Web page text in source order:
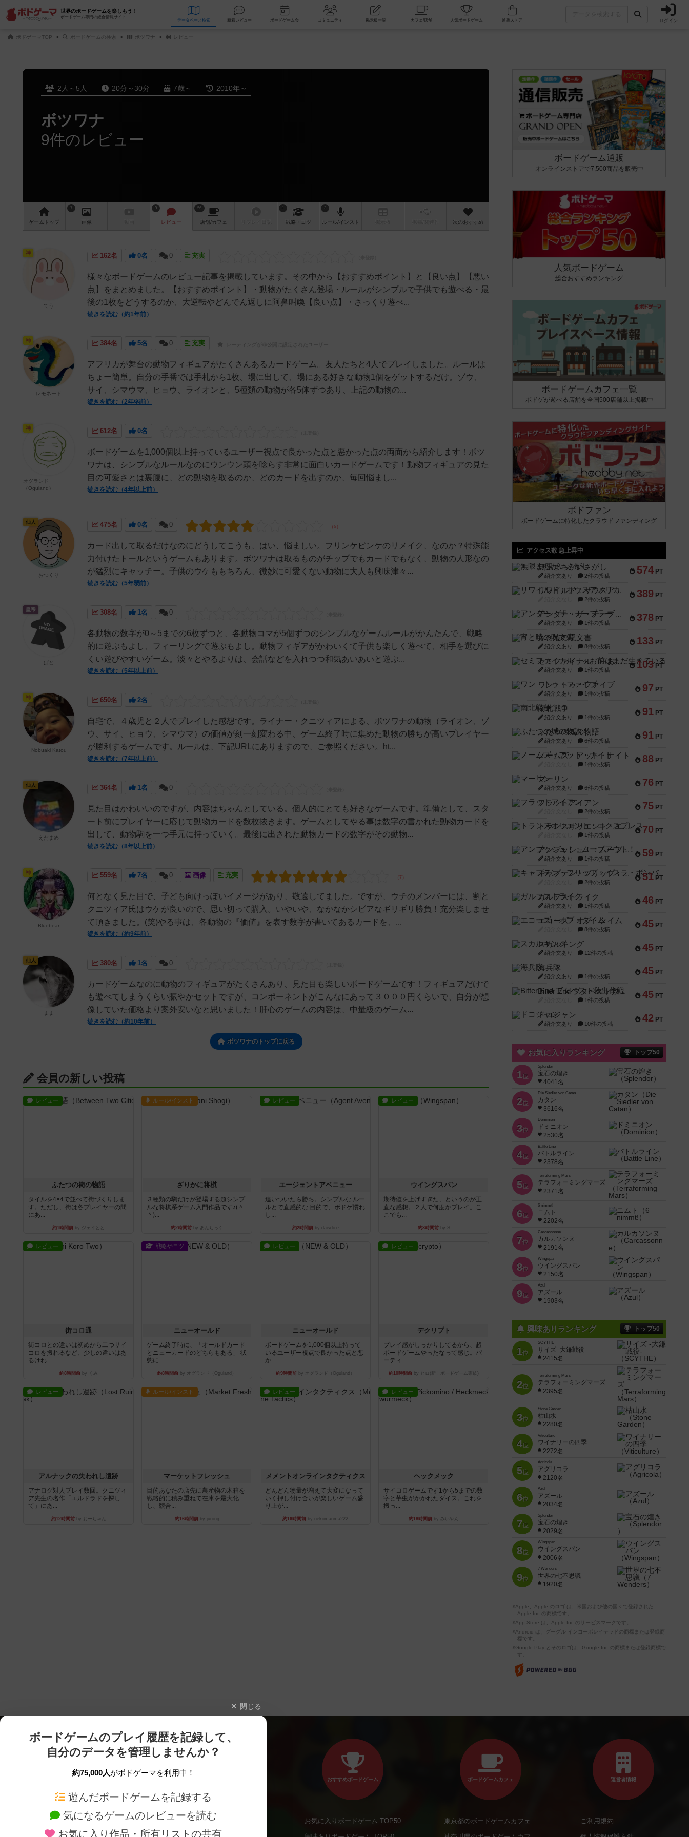
世界のボードゲームを楽しもう！
ボードゲーム専門の総合情報サイト
データベース 検索 新着レビュー ボードゲーム会 コミュニティ 掲示板一覧 カフェ/店舗 人気ボードゲーム ログイン
ボドゲーマTOP ボードゲームの検索 ボツワナ レビュー
2人～5人 20分～30分 7歳～ 2010年～
ボツワナ
9件のレビュー
ゲーム トップ
7
画像
9
レビュー
56
店舗/カフェ
1
戦略 ・コツ
3
ルール/インスト 次のおすすめ
162名 0名 0 充実
様々なボードゲームのレビュー記事を掲載しています。その中から【おすすめポイント】と【良い点】【悪い
点】をまとめました。【おすすめポイント】・動物がたくさん登場・ルールがシンプルで子供でも遊べる・最
後の1枚をどうするのか、大逆転やどんでん返しに阿鼻叫喚【良い点】・さっくり遊べ...
続きを読む（約1年前）
神
てう
384名 5名 0 充実 レーティングが非公開に設定されたユーザー
アフリカが舞台の動物フィギュアがたくさんあるカードゲーム。友人たちと4人でプレイしました。ルールは
ちょー簡単。自分の手番では手札から1枚、場に出して、場にある好きな動物1個をゲットするだけ。ゾウ、
サイ、シマウマ、ヒョウ、ライオンと、5種類の動物が各5体ずつあり、上記の動物の...
続きを読む（2年弱前）
神
レモネード
612名 0名
ボードゲームを1,000個以上持っているユーザー視点で良かった点と悪かった点の両面から紹介します！ボツ
ワナは、シンプルなルールなのにウンウン頭を唸らす非常に面白いカードゲームです！動物フィギュアの見た
目の可愛さとは裏腹に、どの動物を取るのか、どのカードを出すのか、毎回悩まし...
続きを読む（4年以上前）
神
オグランド
（Oguland）
475名 0名 0
カード出して取るだけなのにどうしてこうも、はい、悩ましい。フリンケピンケのリメイク、なのか？特殊能
力付けたトールというゲームもあります。ボツワナは取るものがチップでもカードでもなく、動物の人形なの
が猛烈にキャッチー。子供のウケももちろん、微妙に可愛くない動物に大人も興味津々...
続きを読む（5年弱前）
仙人
おつくり
308名 1名 0
各動物の数字が0～5までの6枚ずつと、各動物コマが5個ずつのシンプルなゲームルールがかんたんで、戦略
的に遊ぶもよし、フィーリングで遊ぶもよし。動物フィギアがかわいくて子供も楽しく遊べて、相手を選びに
くい遊びやすいゲーム。淡々とやるよりは、会話などを入れつつ和気あいあいと遊ぶ...
続きを読む（5年以上前）
皇帝
ぱと
650名 2名
自宅で、４歳児と２人でプレイした感想です。ライナー・クニツィアによる、ボツワナの動物（ライオン、ゾ
ウ、サイ、ヒョウ、シマウマ）の価値が刻一刻変わる中、ゲーム終了時に集めた動物の勝ちが高いプレイヤー
が勝利するゲームです。ルールは、下記URLにありますので、ご参照ください。ht...
続きを読む（7年以上前）
神
Nobuaki Katou
364名 1名 0
見た目はかわいいのですが、内容はちゃんとしている。個人的にとても好きなゲームです。準備として、スタ
ート前にプレイヤーに応じて動物カードを数枚抜きます。ゲームとしてやる事は数字の書かれた動物カードを
出して、動物駒を一つ手元に持っていく。最後に出された動物カードの数字がその動物...
続きを読む（8年以上前）
仙人
えだまめ
559名 7名 0 画像 充実
何となく見た目で、子ども向けっぽいイメージがあり、敬遠してました。ですが、ウチのメンバーには、割と
クニツィア氏はウケが良いので、思い切って購入。いやいや、なかなかシビアなギリギリ勝負！充分楽しませ
て頂きました。(笑)やる事は、各動物の『価値』を表す数字が書いてあるカードを、...
続きを読む（約9年前）
神
Bluebear
380名 1名 0
カードゲームなのに動物のフィギュアがたくさんあり、見た目も楽しいボードゲームです！フィギュアだけで
も遊べてしまうくらい賑やかセットですが、コンポーネントがこんなにあって３０００円くらいで、自分が想
像していた価格より案外安いなと思いました！肝心のゲームの内容は、中量級のゲーム...
続きを読む（約10年前）
仙人
まま
ボツワナのトップに戻る
会員の新しい投稿
レビュー
ふたつの街の物語
タイルを4×4で並べて街づくりしま
す。ただし、街は各プレイヤーの間
にあ...
約1時間前 by ジェイとと
ルール/インスト
ざりかに将棋
３種類の駒だけが登場する超シンプ
ルな将棋系ゲーム入門作品です♪(＾
＾)...
約2時間前 by あんちっく
レビュー
エージェントアベニュー
追いついたら勝ち。シンプルな ルー
ルとで直感的な 目的で、ボドゲ慣れ
し...
約2時間前by daisdice
レビュー
ウイングスパン
期待値を上げすぎた、というのが正
直な感想。２人で何度かプレイ。こ
こでも...
約3時間前by S
レビュー
街コロ通
街コロとの違いは初めから二つサイ
コロを振れるなど、少しの違いはあ
るけれ...
約8時間前by くみ
戦略やコツ
ニューオールド
ゲーム終了時に、「オールドカード
とニューカードのどちらもある」 状
態に...
約8時間前 by オグランド（Oguland）
レビュー
ニューオールド
ボードゲームを1,000個以上持って
いるユーザー視点で良かった点と悪
か...
約9時間前 by オグランド（Oguland）
レビュー
デクリプト
プレイ感がしっかりしてるから、超
ボードゲームやったなって感じ。パ
ーティ...
約10時間前 by ヒロ(新！ボードゲーム家族)
レビュー
アルナックの失われし遺跡
アナログ対人プレイ数回。クニツィ
ア先生の名作「エルドラドを探し
て」にあ...
約12時間前by おーちゃん
ルール/インスト
マーケットフレッシュ
目的あなたの店先に農産物の木箱を
戦略的に積み重ねて在庫を最大化
し、競合...
約16時間前by jurong
レビュー
メメントオンラインタクティクス
どんどん物量が増えて大変になって
いく押し付け合いが楽しいゲーム盛
り上が...
約16時間前 by nekomanma222
レビュー
ヘックメック
サイコロゲームです1から5までの数
字と芋虫がかかれたダイス。これを
振っ...
約18時間前 by みいやん
ボードゲーム通販
オンラインストアで7,500商品を販売中
人気ボードゲーム
総合おすすめランキング
ボードゲームカフェ一覧
ボドゲが遊べる店舗を全国500店舗以上掲載中
ボドファン
ボードゲームに特化したクラウドファンディング
アクセス数 急上昇中
574 PT
無限まちがいさがし
紹介文あり 2件の投稿
389 PT
リワイルド：サウスアメリカ
2件の投稿
378 PT
アンダー・ザ・テーブラー
紹介文あり 1件の投稿
133 PT
宵と暁の呪文書
紹介文あり 8件の投稿
103 PT
セミファイナル ～お前はまだ生きている～
紹介文あり 1件の投稿
97 PT
ワン・トゥ・ファイブ
紹介文あり 1件の投稿
91 PT
南北戦争
紹介文あり 1件の投稿
91 PT
ふたつの城の物語
紹介文あり 6件の投稿
88 PT
ノームズ・アット・ナイト
1件の投稿
76 PT
マーリン
紹介文あり 6件の投稿
75 PT
フラットアイアン
2件の投稿
70 PT
トランスオリエント・エクスプレス
1件の投稿
59 PT
アンブッシュ！：ムーブアウト！
紹介文あり 1件の投稿
51 PT
キャプテン・フリップ：イスラ・ボンバ
2件の投稿
46 PT
ガルフストライク
紹介文あり 1件の投稿
45 PT
エコーズ・オブ・タイム
8件の投稿
45 PT
スカルキング
紹介文あり 12件の投稿
45 PT
海兵隊
紹介文あり 1件の投稿
45 PT
Bitter End ブタペスト救出作戦
1件の投稿
42 PT
ドコジャン
紹介文あり 10件の投稿
お気に入りランキング トップ50
1位
Splendor
宝石の煌き
4041名
2位
Die Siedler von Catan
カタン
3616名
3位
Dominion
ドミニオン
2530名
4位
Battle Line
バトルライン
2378名
5位
Terraforming Mars
テラフォーミングマーズ
2371名
6位
6 nimmt!
ニムト
2202名
7位
Carcassonne
カルカソンヌ
2191名
8位
Wingspan
ウイングスパン
2150名
9位
Azul
アズール
1903名
興味ありランキング トップ50
1位
SCYTHE
サイズ -大鎌戦役-
2415名
2位
Terraforming Mars
テラフォーミングマーズ
2395名
3位
Stone Garden
枯山水
2280名
4位
Viticulture
ワイナリーの四季
2272名
5位
Agricola
アグリコラ
2120名
6位
Azul
アズール
2034名
7位
Splendor
宝石の煌き
2029名
8位
Wingspan
ウイングスパン
2006名
9位
7 Wonders
世界の七不思議
1920名
※Apple、Apple のロゴ は、米国および他の国々で登録された
Apple Inc.の商標です。
※App Store は、Apple Inc.のサービスマークです。
※Android は、グーグル インコーポレイテッドの商標または登録商
標です。
※Google Play とそのロゴは、Google Inc.の商標または登録商標で
す。
閉じる
ボードゲームのプレイ履歴を記録して、
自分のデータを管理しませんか？
約75,000人がボドゲーマを利用中！
遊んだボードゲームを記録する
気になるゲームのレビューを読む
お気に入り作品・所有リストの共有
ボードゲームを検索する 新作・再入荷情報
おすすめボードゲーム
お気に入りボードゲーム TOP50
ボードゲームカフェ
東京都のボードゲームカフェ
運営者情報
ご利用規約